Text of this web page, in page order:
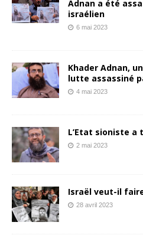
Adnan a été
israélien
6 mai 2023
Khader Adnan,
lutte assassiné
4 mai 2023
L’Etat sioniste a
2 mai 2023
Israël veut-il
28 avril 2023